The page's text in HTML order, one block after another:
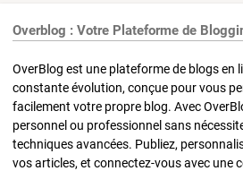
Overblog : Votre Plateforme de
OverBlog est une plateforme de blogs en
constante évolution, conçue pour vous
facilement votre propre blog. Avec
personnel ou professionnel sans
techniques avancées. Publiez,
vos articles, et connectez-vous avec une